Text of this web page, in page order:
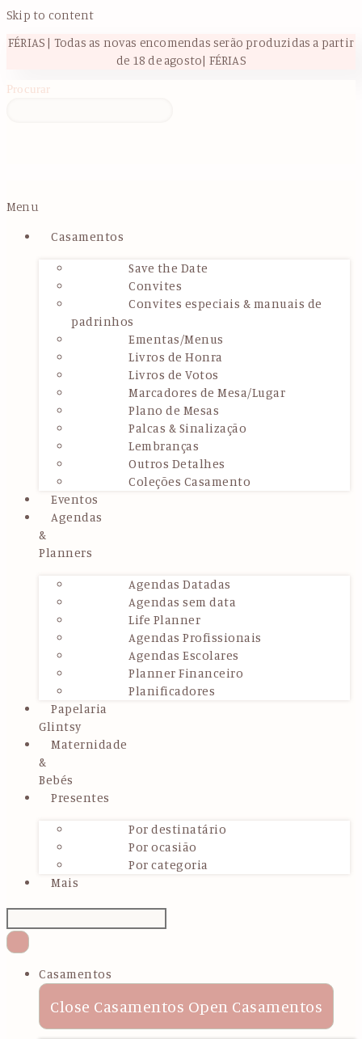
Skip to content
FÉRIAS | Todas as novas encomendas serão produzidas a partir
de 18 de agosto| FÉRIAS
Procurar
Menu
Casamentos
Save the Date
Convites
Convites especiais & manuais de
padrinhos
Ementas/Menus
Livros de Honra
Livros de Votos
Marcadores de Mesa/Lugar
Plano de Mesas
Palcas & Sinalização
Lembranças
Outros Detalhes
Coleções Casamento
Eventos
Agendas
&
Planners
Agendas Datadas
Agendas sem data
Life Planner
Agendas Profissionais
Agendas Escolares
Planner Financeiro
Planificadores
Papelaria
Glintsy
Maternidade
&
Bebés
Presentes
Por destinatário
Por ocasião
Por categoria
Mais
Casamentos
Close Casamentos Open Casamentos